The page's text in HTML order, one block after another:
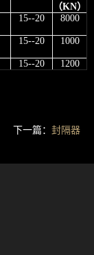
（KN）
15--20 8000
15--20 1000
15--20 1200
下一篇： 封隔器